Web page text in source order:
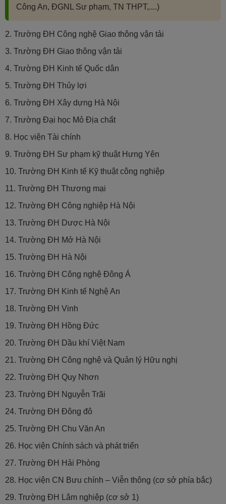
Công An, ĐGNL Sư phạm, TN THPT,....)
2. Trường ĐH Công nghệ Giao thông vận tải
3. Trường ĐH Giao thông vận tải
4. Trường ĐH Kinh tế Quốc dân
5. Trường ĐH Thủy lợi
6. Trường ĐH Xây dựng Hà Nội
7. Trường Đại học Mỏ Địa chất
8. Học viện Tài chính
9. Trường ĐH Sư phạm kỹ thuật Hưng Yên
10. Trường ĐH Kinh tế Kỹ thuật công nghiệp
11. Trường ĐH Thương mại
12. Trường ĐH Công nghiệp Hà Nội
13. Trường ĐH Dược Hà Nội
14. Trường ĐH Mở Hà Nội
15. Trường ĐH Hà Nội
16. Trường ĐH Công nghệ Đông Á
17. Trường ĐH Kinh tế Nghệ An
18. Trường ĐH Vinh
19. Trường ĐH Hồng Đức
20. Trường ĐH Dầu khí Việt Nam
21. Trường ĐH Công nghệ và Quản lý Hữu nghị
22. Trường ĐH Quy Nhơn
23. Trường ĐH Nguyễn Trãi
24. Trường ĐH Đông đô
25. Trường ĐH Chu Văn An
26. Học viện Chính sách và phát triển
27. Trường ĐH Hải Phòng
28. Học viện CN Bưu chính – Viễn thông (cơ sở phía bắc)
29. Trường ĐH Lâm nghiệp (cơ sở 1)